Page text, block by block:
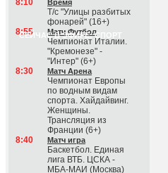
8:10
Время
Т/с "Улицы разбитых
фонарей" (16+)
СЕЙЧАС В ЭФИРЕ: СПОРТ
8:55 Матч Футбол
Чемпионат Италии.
"Кремонезе" -
"Интер" (6+)
8:30
Матч Арена
Чемпионат Европы
по водным видам
спорта. Хайдайвинг.
Женщины.
Трансляция из
Франции (6+)
8:40
Матч игра
Баскетбол. Единая
лига ВТБ. ЦСКА -
МБА-МАИ (Москва)